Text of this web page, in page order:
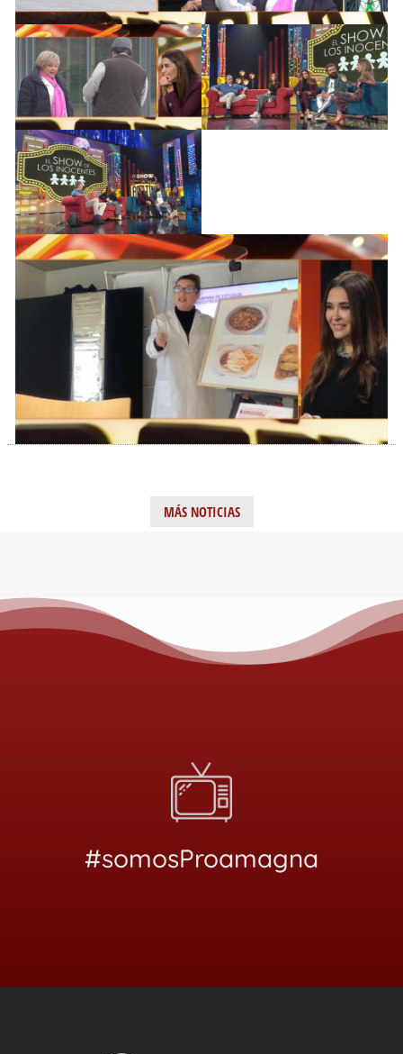
MÁS NOTICIAS
#somosProamagna